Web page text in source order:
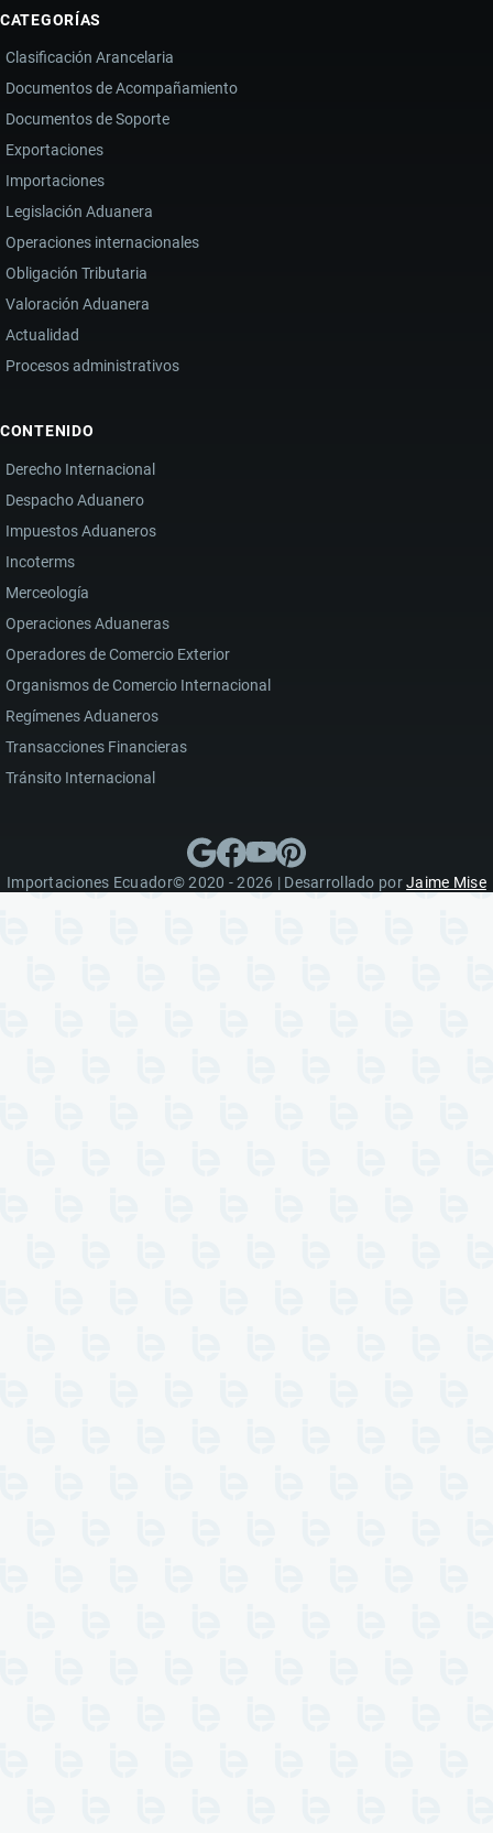
CATEGORÍAS
Clasificación Arancelaria
Documentos de Acompañamiento
Documentos de Soporte
Exportaciones
Importaciones
Legislación Aduanera
Operaciones internacionales
Obligación Tributaria
Valoración Aduanera
Actualidad
Procesos administrativos
CONTENIDO
Derecho Internacional
Despacho Aduanero
Impuestos Aduaneros
Incoterms
Merceología
Operaciones Aduaneras
Operadores de Comercio Exterior
Organismos de Comercio Internacional
Regímenes Aduaneros
Transacciones Financieras
Tránsito Internacional
Importaciones Ecuador© 2020 - 2026 | Desarrollado porJaime Mise